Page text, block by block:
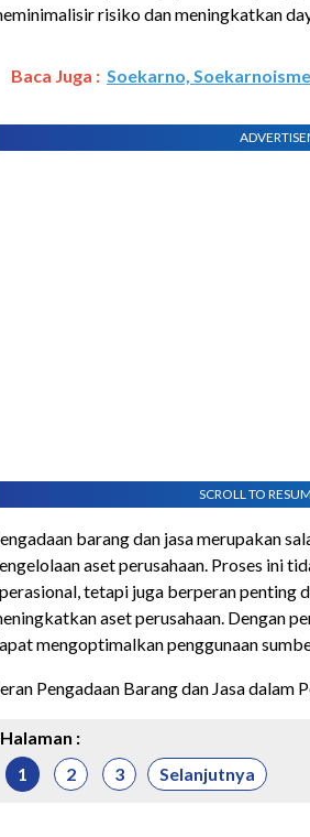
risiko dan meningkatkan
Baca Juga : Soekarno,
SCROLL TO
barang dan jasa merupakan
aset perusahaan. Proses ini
tetapi juga berperan penting
aset perusahaan. Dengan
mengoptimalkan penggunaan
Pengadaan Barang dan Jasa dalam
Halaman :
1
2 3 Selanjutnya